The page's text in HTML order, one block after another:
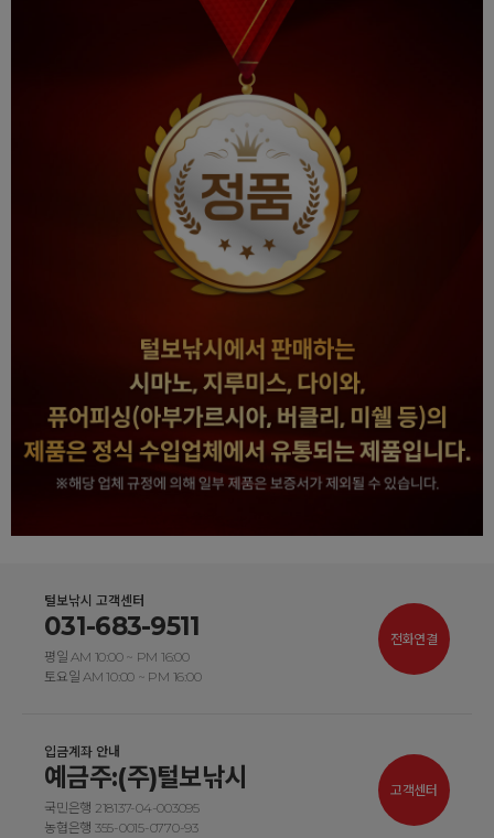
털보낚시 고객센터
031-683-9511
평일 AM 10:00 ~ PM 16:00
토요일 AM 10:00 ~ PM 16:00
전화연결
입금계좌 안내
예금주:(주)털보낚시
국민은행 218137-04-003095
농협은행 355-0015-0770-93
고객센터